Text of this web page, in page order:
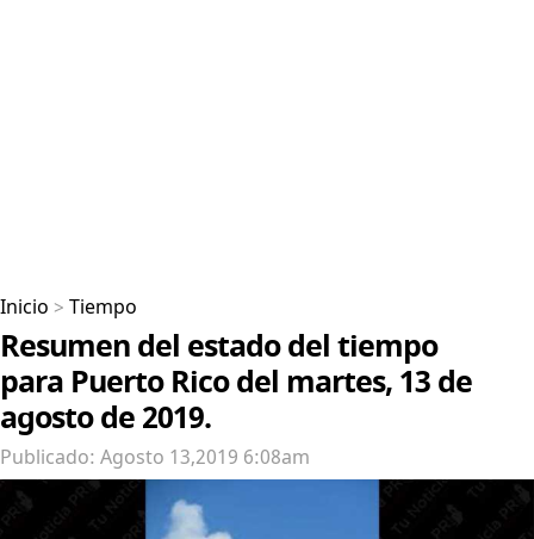
Inicio > Tiempo
Resumen del estado del tiempo
para Puerto Rico del martes, 13 de
agosto de 2019.
Publicado: Agosto 13,2019 6:08am